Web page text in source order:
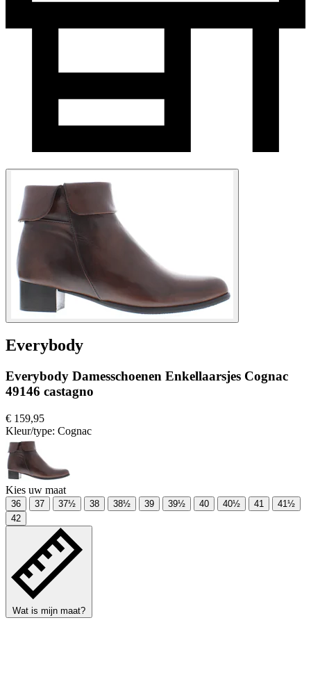
Everybody
Everybody Damesschoenen Enkellaarsjes Cognac
49146 castagno
€ 159,95
Kleur/type: Cognac
Kies uw maat
36 37 37½ 38 38½ 39 39½ 40 40½ 41
41½
42
Wat is mijn maat?